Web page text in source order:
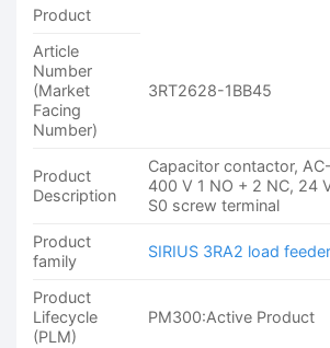
Product
Article
Number
(Market
Facing
Number)
3RT2628-1BB45
Product
Description
Capacitor contactor,
400 V 1 NO + 2 NC, 24
S0 screw terminal
Product
family
SIRIUS 3RA2 load
Product
Lifecycle
(PLM)
PM300:Active Product